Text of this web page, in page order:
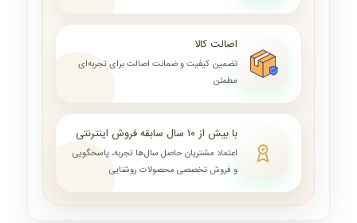
اصالت کالا
تضمین کیفیت و ضمانت اصالت برای تجربه‌ای
مطمئن
با بیش از ۱۰ سال سابقه فروش اینترنتی
اعتماد مشتریان حاصل سال‌ها تجربه، پاسخگویی
و فروش تخصصی محصولات روشنایی